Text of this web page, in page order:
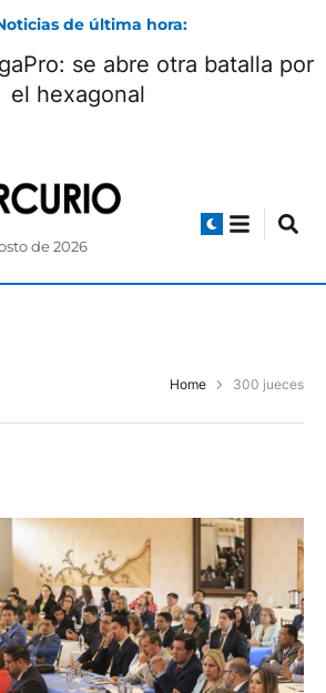
de última hora:
se abre otra batalla por
el hexagonal
de 2026
Home 300 jueces